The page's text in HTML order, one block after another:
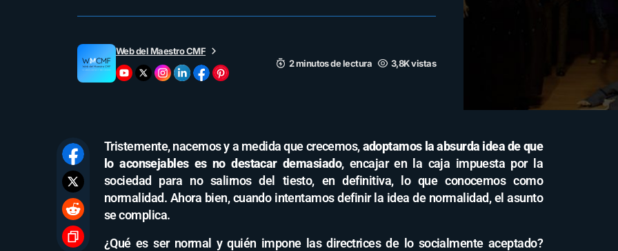
Web del Maestro CMF
2 minutos de lectura
3,8K vistas
Tristemente, nacemos y a medida que crecemos,adoptamos la absurda idea de que
lo aconsejables es no destacar demasiado, encajar en la caja impuesta por la
sociedad para no salirnos del tiesto, en definitiva, lo que conocemos como
normalidad. Ahora bien, cuando intentamos definir la idea de normalidad, el asunto
se complica.
¿Qué es ser normal y quién impone las directrices de lo socialmente aceptado?